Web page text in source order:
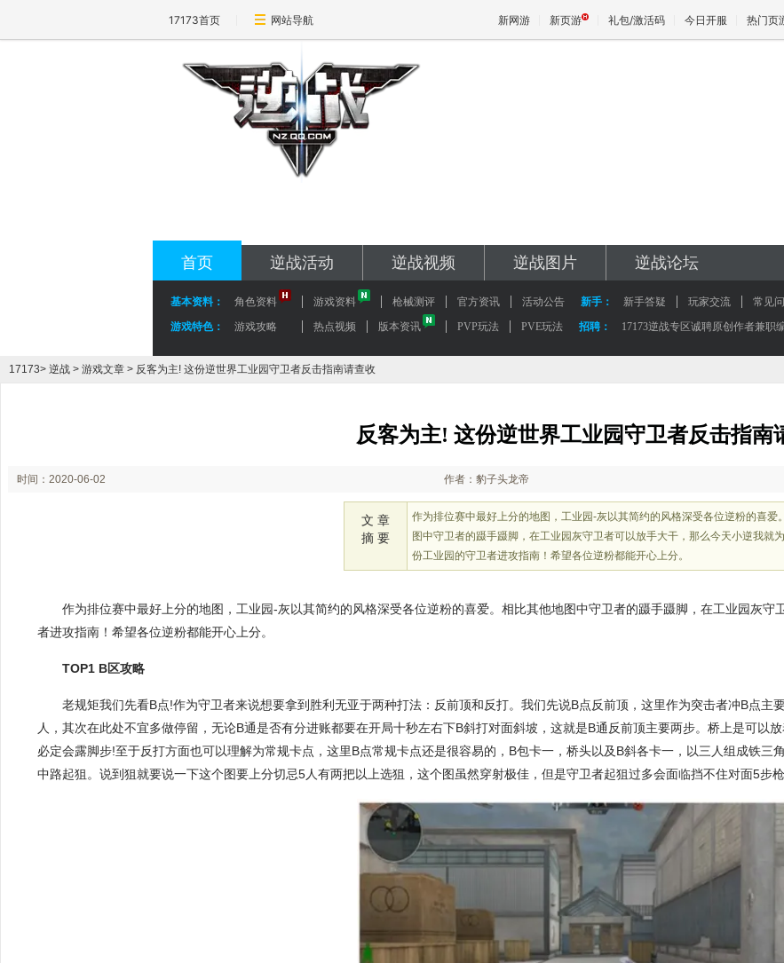
17173首页 网站导航 新网游 新页游 礼包/激活码 今日开服 热门页
首页 逆战活动 逆战视频 逆战图片 逆战论坛
基本资料： 角色资料 游戏资料 枪械测评 官方资讯 活动公告 新手： 新手答疑 玩家交流
常见
游戏特色：
游戏攻略 热点视频 版本资讯 PVP玩法 PVE玩法 招聘： 17173逆战专区诚聘原创作者兼职
17173> 逆战 > 游戏文章 > 反客为主! 这份逆世界工业园守卫者反击指南请查收
反客为主! 这份逆世界工业园守卫者反击指南
时间：2020-06-02 作者：豹子头龙帝
文 章
摘 要
作为排位赛中最好上分的地图，工业园-灰以其简约的风格深受各位逆粉的喜爱
图中守卫者的蹑手蹑脚，在工业园灰守卫者可以放手大干，那么今天小逆我就
份工业园的守卫者进攻指南！希望各位逆粉都能开心上分。
作为排位赛中最好上分的地图，工业园-灰以其简约的风格深受各位逆粉的喜爱。相比其他地图中守卫者的蹑手蹑脚，在工业园灰
者进攻指南！希望各位逆粉都能开心上分。
TOP1 B区攻略
老规矩我们先看B点!作为守卫者来说想要拿到胜利无亚于两种打法：反前顶和反打。我们先说B点反前顶，这里作为突击者冲B点主
人，其次在此处不宜多做停留，无论B通是否有分进账都要在开局十秒左右下B斜打对面斜坡，这就是B通反前顶主要两步。桥上是可以
必定会露脚步!至于反打方面也可以理解为常规卡点，这里B点常规卡点还是很容易的，B包卡一，桥头以及B斜各卡一，以三人组成铁三
中路起狙。说到狙就要说一下这个图要上分切忌5人有两把以上选狙，这个图虽然穿射极佳，但是守卫者起狙过多会面临挡不住对面5步枪